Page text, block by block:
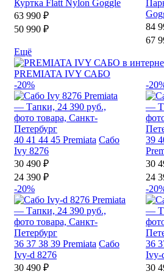
Куртка Flatt Nylon Goggle
63 990 ₽
50 990 ₽
84
67
Ещё
PREMIATA IVY САБО
-20%
40 41 44 45 Premiata Сабо
Ivy 8276
30 490 ₽
24 390 ₽
-
39
30
24
-20%
36 37 38 39 Premiata Сабо
Ivy-d 8276
30 490 ₽
-
36
Ivy-
30